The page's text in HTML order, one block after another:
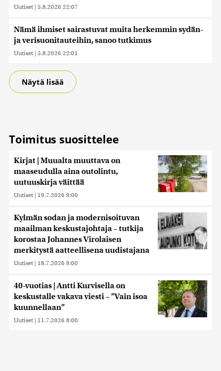
sivustoamme. Kumppanimme voivat yhdistää näitä
kerätty, kun olet käyttänyt heidän palvelujaan. Tietoja
saatetaan myös siirtää ulkomaille.
Uutiset | 5.8.2026 22:07
Nämä ihmiset sairastuvat muita herkemmin sydän-
ja verisuonitauteihin, sanoo tutkimus
Uutiset | 5.8.2026 22:01
Näytä lisää
Toimitus suosittelee
Kirjat | Muualta muuttava on
maaseudulla aina outolintu,
uutuuskirja väittää
Uutiset | 19.7.2026 9:00
Kylmän sodan ja modernisoituvan
maailman keskustajohtaja – tutkija
korostaa Johannes Virolaisen
merkitystä aatteellisena uudistajana
Uutiset | 18.7.2026 9:00
40-vuotias | Antti Kurvisella on
keskustalle vakava viesti – ”Vain isoa
kuunnellaan”
Uutiset | 11.7.2026 8:00